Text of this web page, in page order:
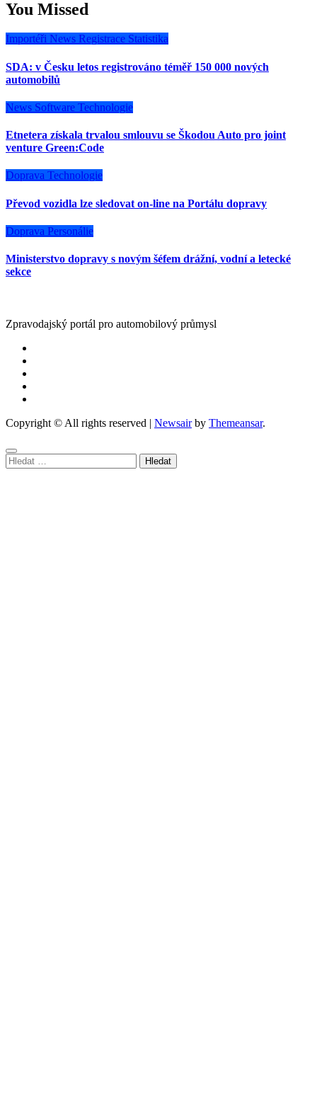
You Missed
Importéři News Registrace Statistika
SDA: v Česku letos registrováno téměř 150 000 nových
automobilů
News Software Technologie
Etnetera získala trvalou smlouvu se Škodou Auto pro joint
venture Green:Code
Doprava Technologie
Převod vozidla lze sledovat on-line na Portálu dopravy
Doprava Personálie
Ministerstvo dopravy s novým šéfem drážní, vodní a letecké
sekce
Zpravodajský portál pro automobilový průmysl
Copyright © All rights reserved | Newsairby Themeansar.
Vyhledávání